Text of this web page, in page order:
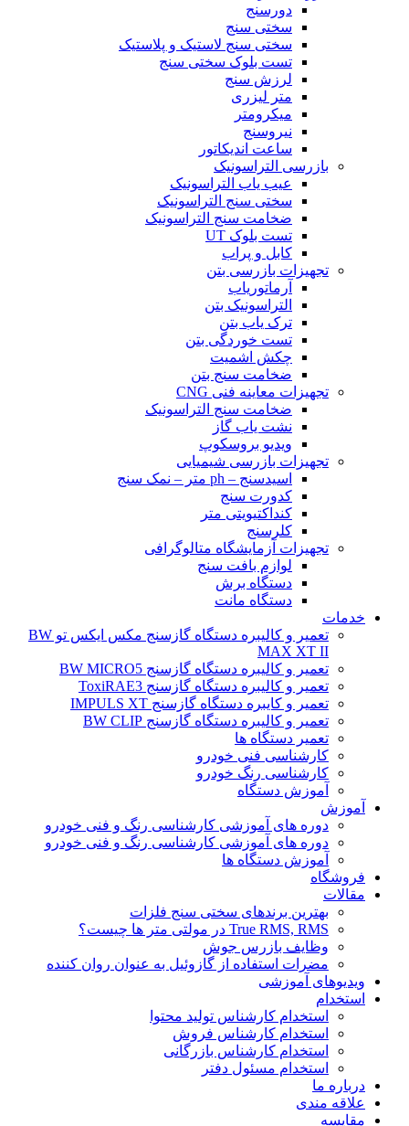
دورسنج
سختی سنج
سختی سنج لاستیک و پلاستیک
تست بلوک سختی سنج
لرزش سنج
متر لیزری
میکرومتر
نیروسنج
ساعت اندیکاتور
بازرسی التراسونیک
عیب یاب التراسونیک
سختی سنج التراسونیک
ضخامت سنج التراسونیک
تست بلوک UT
کابل و پراب
تجهیزات بازرسی بتن
آرماتوریاب
التراسونیک بتن
ترک یاب بتن
تست خوردگی بتن
چکش اشمیت
ضخامت سنج بتن
تجهیزات معاینه فنی CNG
ضخامت سنج التراسونیک
نشت یاب گاز
ویدیو بروسکوپ
تجهیزات بازرسی شیمیایی
اسیدسنج – ph متر – نمک سنج
کدورت سنج
کنداکتیویتی متر
کلرسنج
تجهیزات آزمایشگاه متالوگرافی
لوازم بافت سنج
دستگاه برش
دستگاه مانت
خدمات
تعمیر و کالیبره دستگاه گازسنج مکس ایکس تو BW
MAX XT II
تعمیر و کالیبره دستگاه گازسنج BW MICRO5
تعمیر و کالیبره دستگاه گازسنج ToxiRAE3
تعمیر و کایبره دستگاه گازسنج IMPULS XT
تعمیر و کالیبره دستگاه گازسنج BW CLIP
تعمیر دستگاه ها
کارشناسی فنی خودرو
کارشناسی رنگ خودرو
آموزش دستگاه
آموزش
دوره های آموزشی کارشناسی رنگ و فنی خودرو
دوره های آموزشی کارشناسی رنگ و فنی خودرو
آموزش دستگاه ها
فروشگاه
مقالات
بهترین برندهای سختی سنج فلزات
True RMS, RMS در مولتی متر ها چیست؟
وظایف بازرس جوش
مضرات استفاده از گازوئیل به عنوان روان کننده
ویدیوهای آموزشی
استخدام
استخدام کارشناس تولید محتوا
استخدام کارشناس فروش
استخدام کارشناس بازرگانی
استخدام مسئول دفتر
درباره ما
علاقه مندی
مقایسه